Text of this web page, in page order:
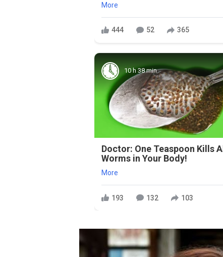
More
444 52 365
10 h 38 min
Doctor: One Teaspoon Kills All
Worms in Your Body!
More
193 132 103